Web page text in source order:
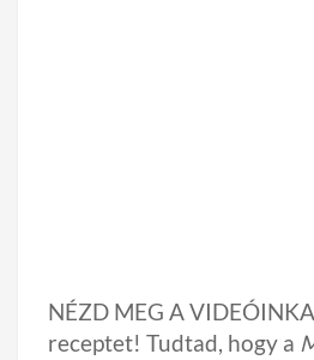
NÉZD MEG A
receptet! Tudtad, hogy a